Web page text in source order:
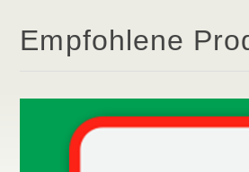
Empfohlene